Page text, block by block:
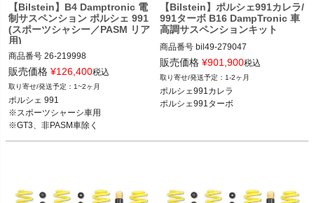
【Bilstein】B4 Damptronic 電
制サスペンション ポルシェ 991
(スポーツシャシー／PASM リア
用)
商品番号 26-219998
2T14：bil26-219998
ポルシェ 991 11-19
※スポーツシャーシ車用
※GT3、非PASM車除く
販売価格 ¥126,400税込
1~2ヶ月
ポルシェ 991
※スポーツシャーシ車用
※GT3、非PASM車除く
【Bilstein】ポルシェ991カレラ/
991ターボ B16 DampTronic 車
高調サスペンションキット
商品番号 bil49-279047
ポルシェ991カレラ 12-19
ポルシェ991ターボ 14-19
※PASM装備車用
販売価格 ¥901,900税込
1-2ヶ月
ポルシェ991カレラ
ポルシェ991ターボ